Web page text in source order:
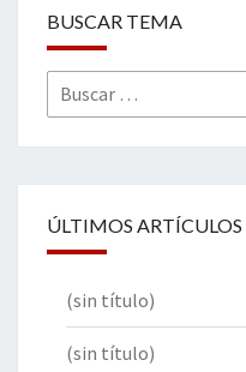
BUSCAR TEMA
Buscar
por:
ÚLTIMOS ARTÍCULOS
(sin título)
(sin título)